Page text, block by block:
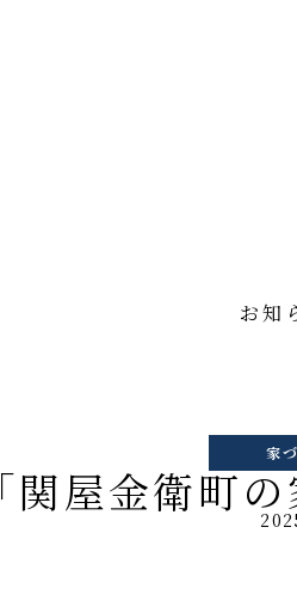
お知
家
「関屋金衛町